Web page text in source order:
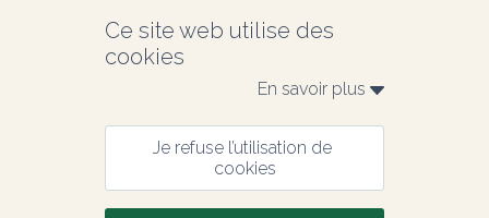
Ce site web utilise des
cookies
En savoir plus
Je refuse l’utilisation de
cookies